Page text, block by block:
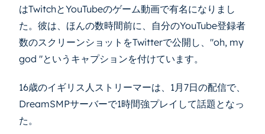
はTwitchとYouTubeのゲーム動画で有名になりまし
た。彼は、ほんの数時間前に、自分のYouTube登録者
数のスクリーンショットをTwitterで公開し、"oh, my
god "というキャプションを付けています。
16歳のイギリス人ストリーマーは、1月7日の配信で、
DreamSMPサーバーで1時間強プレイして話題となっ
た。